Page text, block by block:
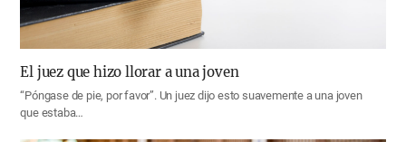
El juez que hizo llorar a una joven
“Póngase de pie, por favor”. Un juez dijo esto suavemente a una joven
que estaba…